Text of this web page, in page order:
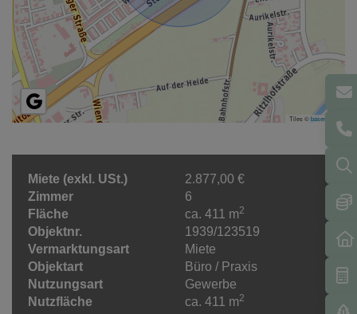
Tiles ©basemap.at
Miete (exkl. USt.)
2.877,00 €
Zimmer
6
Fläche
ca. 411 m2
Objektnr.
1939/123519
Vermarktungsart
Miete
Objektart
Büro / Praxis
Nutzungsart
Gewerbe
Nutzfläche
ca. 411 m2